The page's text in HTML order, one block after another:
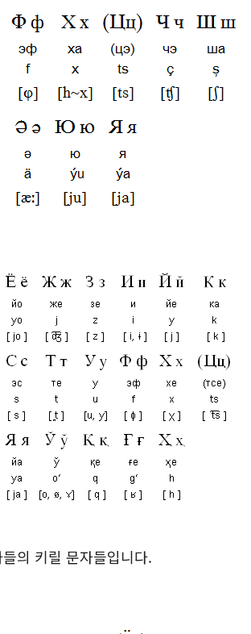
의 키릴 문자들입니다.